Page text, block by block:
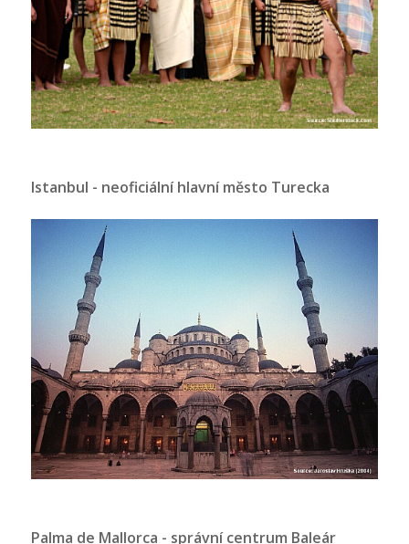
Istanbul - neoficiální hlavní město Turecka
Palma de Mallorca - správní centrum Baleár